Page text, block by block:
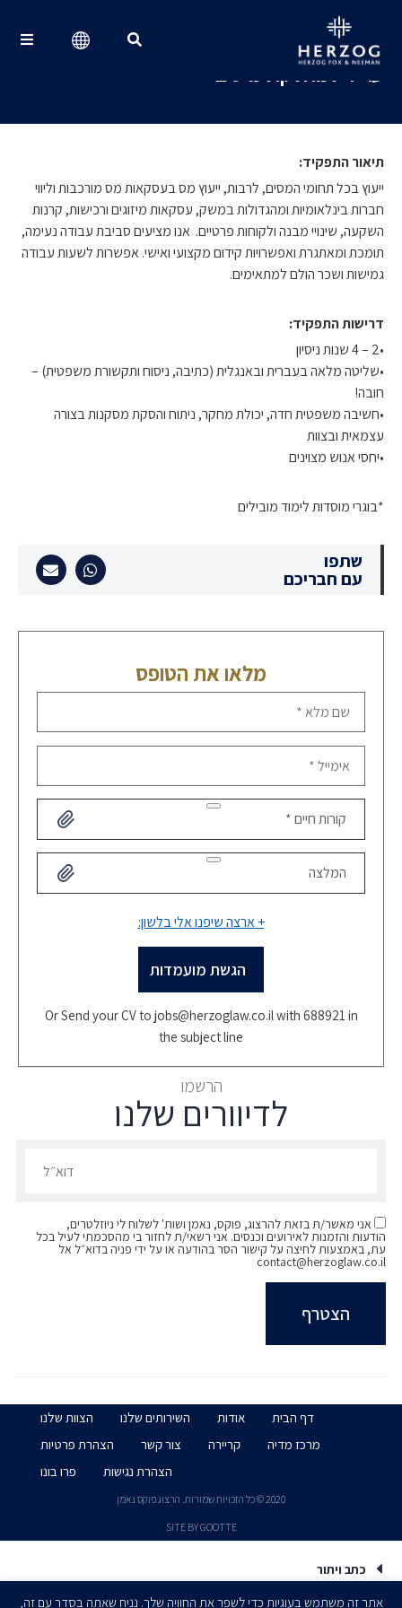
משרה #688921
עו"ד למחלקת מיסים
תיאור התפקיד:
ייעוץ בכל תחומי המסים, לרבות, ייעוץ מס בעסקאות מס מורכבות וליווי
חברות בינלאומיות ומהגדולות במשק, עסקאות מיזוגים ורכישות, קרנות
השקעה, שינויי מבנה ולקוחות פרטיים. אנו מציעים סביבת עבודה נעימה,
תומכת ומאתגרת ואפשרויות קידום מקצועי ואישי. אפשרות לשעות עבודה
גמישות ושכר הולם למתאימים.
דרישות התפקיד:
•2 – 4 שנות ניסיון
•שליטה מלאה בעברית ובאנגלית (כתיבה, ניסוח ותקשורת משפטית) –
חובה!
•חשיבה משפטית חדה, יכולת מחקר, ניתוח והסקת מסקנות בצורה
עצמאית ובצוות
•יחסי אנוש מצוינים
*בוגרי מוסדות לימוד מובילים
שתפו
עם חבריכם
מלאו את הטופס
הגישו קורות חיים - שם מלא *
אימייל *
קורות חיים *
המלצה
+ ארצה שיפנו אלי בלשון:
Or Send your CV to jobs@herzoglaw.co.ilwith 688921 in
the subject line
הרשמו
לדיוורים שלנו
אני מאשר/ת בזאת להרצוג, פוקס, נאמן ושות' לשלוח לי ניוזלטרים,
הודעות והזמנות לאירועים וכנסים. אני רשאי/ת לחזור בי מהסכמתי לעיל בכל
עת, באמצעות לחיצה על קישור הסר בהודעה או על ידי פניה בדוא״ל אל
contact@herzoglaw.co.il
דף הבית אודות השירותים שלנו
הצוות שלנו
מרכז מדיה
קריירה צור קשר
הצהרת פרטיות
הצהרת נגישות
פרו בונו
2020 © כל הזכויות שמורות. הרצוג פוקס נאמן
SITE BY GOOTTE
כתב ויתור
אתר זה משתמש בעוגיות כדי לשפר את החוויה שלך. נניח שאתה בסדר עם זה,